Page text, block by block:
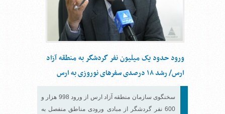
ورود حدود یک میلیون نفر گردشگر به منطقه آزاد
ارس/ رشد ۱۸ درصدی سفرهای نوروزی به ارس
سخنگوی سازمان منطقه آزاد ارس از ورود 998 هزار و
600 نفر گردشگر از مبادی ورودی مناطق منفصل به